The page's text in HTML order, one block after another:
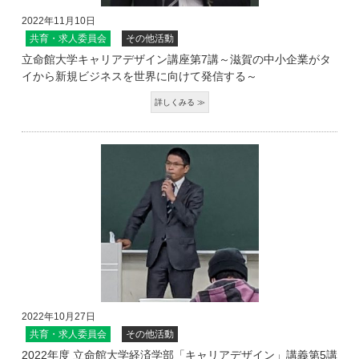
2022年11月10日
共育・求人委員会
その他活動
立命館大学キャリアデザイン講座第7講～滋賀の中小企業がタ
イから新規ビジネスを世界に向けて発信する～
2022年10月27日
共育・求人委員会
その他活動
2022年度 立命館大学経済学部「キャリアデザイン」講義第5講